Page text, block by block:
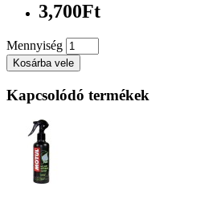
3,700Ft
Mennyiség
Kosárba vele
Kapcsolódó termékek